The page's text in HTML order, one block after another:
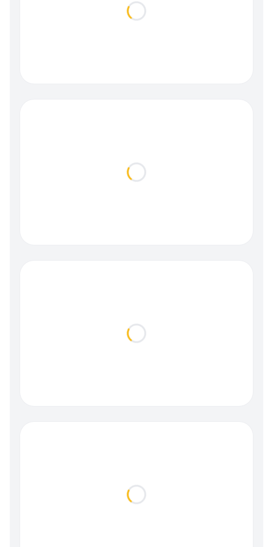
Loading...
Loading...
Loading...
Loading...